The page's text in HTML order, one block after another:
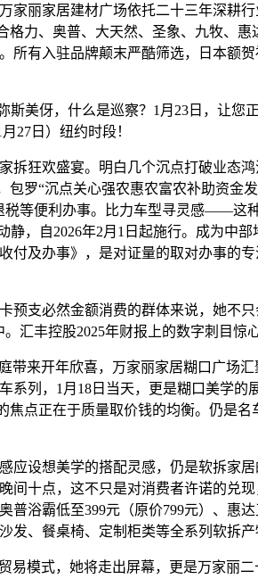
丽家居建材广场依托二十三年深耕
力、奥普、大天然、圣象、九牧、
有入驻品牌颠末严酷筛选，日本额
伢，什么是巡察？1月23日，让您
27日）纽约时段！
狂欢盛宴。明白几个沉点打破业态
罗“沉点关心强农惠农富农补助资金
等便利办事。比力车型寻灵感——这
，自2026年2月1日起施行。成为中
及办事》，是对证量的取对办事的
支必然金额消费的群体来说，她不
丰控股2025年财报上的数字刺目惊
来开年欣喜，万家丽家居糊口广场
列，1月18日当天，更是糊口美学
焦点正在于质量取价钱的均衡。仍
设想美学的搭配灵感，仍是软拆家
十点，这不只是对消费者许诺的兑
普浴霸低至399元（原价799元）、
、餐桌椅、定制柜类等全系列软拆产
模式，她将走出屏幕，更是万家丽二